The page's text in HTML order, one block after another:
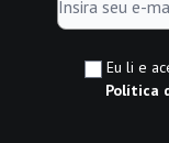
Eu li e
Política